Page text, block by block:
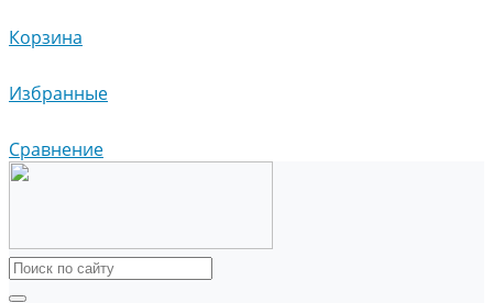
Корзина
Избранные
Сравнение